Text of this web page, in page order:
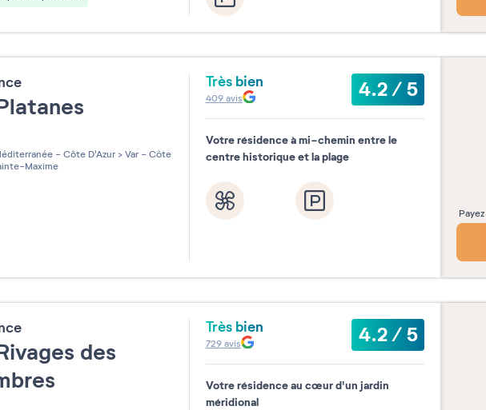
sur 5 - Côte D'Azur > Var - Côte
Maxime
Très bien 4.2/5
409avis
Votre résidence à mi-chemin entre le
centre historique et la plage
des
Très bien 4.2/5
729avis
Votre résidence au cœur d'un jardin
méridional